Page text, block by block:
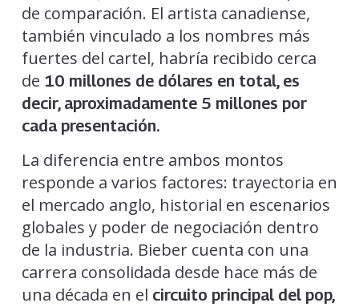
de comparación. El artista canadiense,
también vinculado a los nombres más
fuertes del cartel, habría recibido cerca
de 10 millones de dólares en total, es
decir, aproximadamente 5 millones por
cada presentación.
La diferencia entre ambos montos
responde a varios factores: trayectoria en
el mercado anglo, historial en escenarios
globales y poder de negociación dentro
de la industria. Bieber cuenta con una
carrera consolidada desde hace más de
una década en el circuito principal del pop,